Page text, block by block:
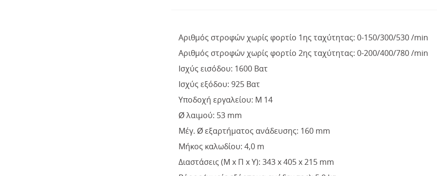
Αριθμός στροφών χωρίς φορτίο 1ης ταχύτητας: 0-150/300/530 /min
Αριθμός στροφών χωρίς φορτίο 2ης ταχύτητας: 0-200/400/780 /min
Ισχύς εισόδου: 1600 Βατ
Ισχύς εξόδου: 925 Βατ
Υποδοχή εργαλείου: M 14
Ø λαιμού: 53 mm
Μέγ. Ø εξαρτήματος ανάδευσης: 160 mm
Μήκος καλωδίου: 4,0 m
Διαστάσεις (Μ x Π x Υ): 343 x 405 x 215 mm